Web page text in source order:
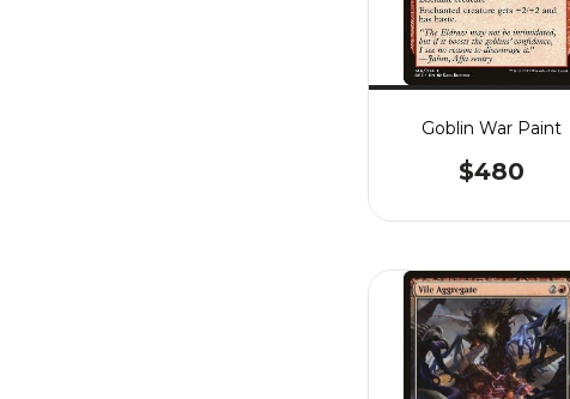
Goblin War Paint
$480